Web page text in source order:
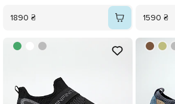
1890 ₴ 1590 ₴